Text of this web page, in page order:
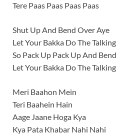
Tere Paas Paas Paas Paas
Shut Up And Bend Over Aye
Let Your Bakka Do The
So Pack Up Pack Up And
Let Your Bakka Do The
Meri Baahon Mein
Teri Baahein Hain
Aage Jaane Hoga Kya
Kya Pata Khabar Nahi Nahi